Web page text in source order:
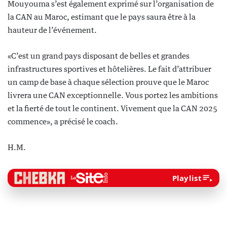
Mouyouma s’est également exprimé sur l’organisation de
la CAN au Maroc, estimant que le pays saura être à la
hauteur de l’événement.
«C’est un grand pays disposant de belles et grandes
infrastructures sportives et hôtelières. Le fait d’attribuer
un camp de base à chaque sélection prouve que le Maroc
livrera une CAN exceptionnelle. Vous portez les ambitions
et la fierté de tout le continent. Vivement que la CAN 2025
commence», a précisé le coach.
H.M.
Playlist